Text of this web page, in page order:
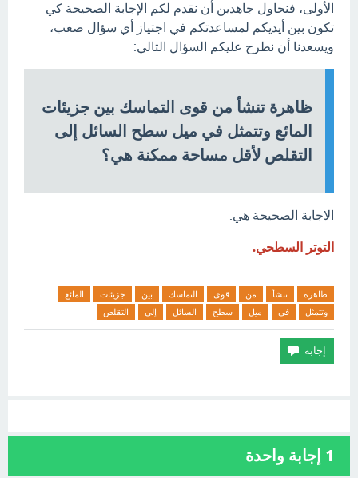
الأولى، فنحاول جاهدين أن نقدم لكم الإجابة الصحيحة كي
تكون بين أيديكم لمساعدتكم في اجتياز أي سؤال صعب،
ويسعدنا أن نطرح عليكم السؤال التالي:
ظاهرة تنشأ من قوى التماسك بين جزيئات
المائع وتتمثل في ميل سطح السائل إلى
التقلص لأقل مساحة ممكنة هي؟
الاجابة الصحيحة هي:
التوتر السطحي.
ظاهرة تنشأ من قوى التماسك بين جزيئات
المائع
وتتمثل
في ميل سطح السائل إلى التقلص
1 إجابة واحدة